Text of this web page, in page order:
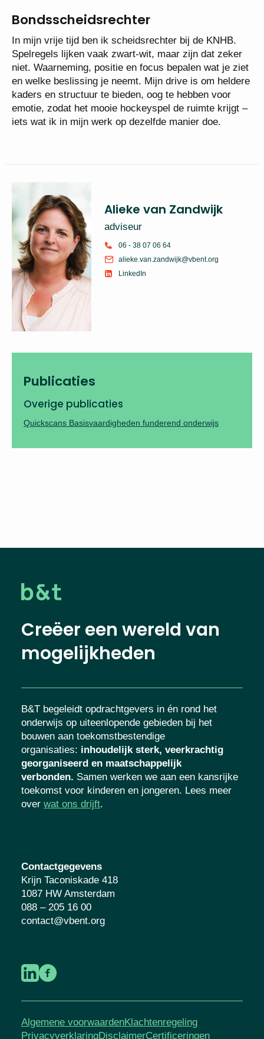
Bondsscheidsrechter
In mijn vrije tijd ben ik scheidsrechter bij de KNHB.
Spelregels lijken vaak zwart-wit, maar zijn dat zeker
niet. Waarneming, positie en focus bepalen wat je ziet
en welke beslissing je neemt. Mijn drive is om heldere
kaders en structuur te bieden, oog te hebben voor
emotie, zodat het mooie hockeyspel de ruimte krijgt –
iets wat ik in mijn werk op dezelfde manier doe.
Alieke van Zandwijk
adviseur
06 - 38 07 06 64
alieke.van.zandwijk@vbent.org
LinkedIn
Publicaties
Overige publicaties
Quickscans Basisvaardigheden funderend onderwijs
Creëer een wereld van
mogelijkheden
B&T begeleidt opdrachtgevers in én rond het
onderwijs op uiteenlopende gebieden bij het
bouwen aan toekomstbestendige
organisaties: inhoudelijk sterk, veerkrachtig
georganiseerd en maatschappelijk
verbonden. Samen werken we aan een kansrijke
toekomst voor kinderen en jongeren. Lees meer
over wat ons drijft.
Contactgegevens
Krijn Taconiskade 418
1087 HW Amsterdam
088 – 205 16 00
contact@vbent.org
Algemene voorwaardenKlachtenregeling
PrivacyverklaringDisclaimerCertificeringen